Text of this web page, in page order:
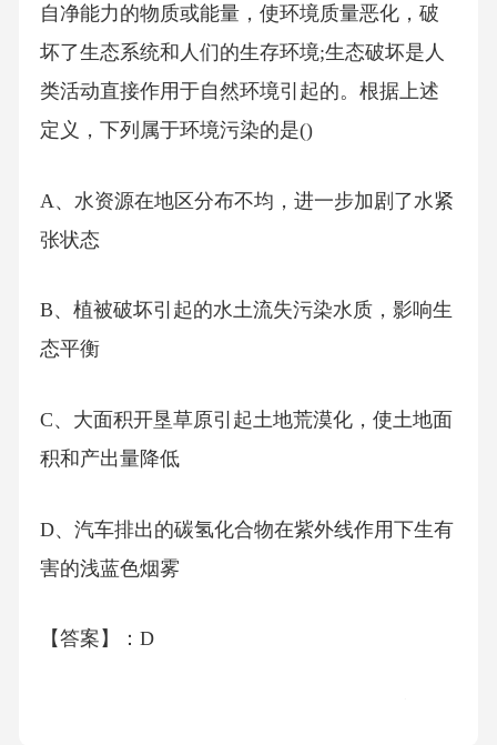
自净能力的物质或能量，使环境质量恶化，破
坏了生态系统和人们的生存环境;生态破坏是人
类活动直接作用于自然环境引起的。根据上述
定义，下列属于环境污染的是()
A、水资源在地区分布不均，进一步加剧了水紧
张状态
B、植被破坏引起的水土流失污染水质，影响生
态平衡
C、大面积开垦草原引起土地荒漠化，使土地面
积和产出量降低
D、汽车排出的碳氢化合物在紫外线作用下生有
害的浅蓝色烟雾
【答案】：D